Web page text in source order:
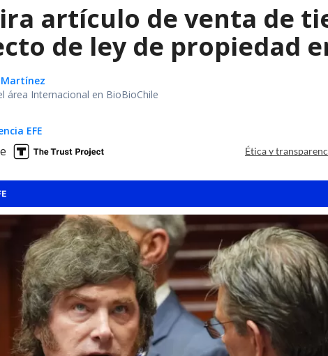
artículo de venta de
de ley de propiedad
Martínez
área Internacional en BioBioChile
EFE
Ética y